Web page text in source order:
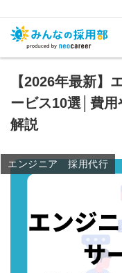
【2026年最新】
ービス10選│費
解説
エンジニア 採用代行